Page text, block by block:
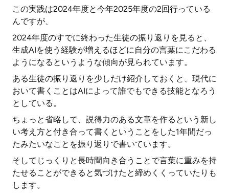
この実践は2024年度と今年2025年度の2回行っている
んですが、
2024年度のすでに終わった生徒の振り返りを見ると、
生成AIを使う経験が増えるほどに自分の言葉にこだわる
ようになるというような傾向が見られています。
ある生徒の振り返りを少しだけ紹介しておくと、現代に
おいて書くことはAIによって誰でもできる技能となろう
としている。
ちょっと省略して、説得力のある文章を作るという新し
い考え方と付き合って書くということをした1年間だっ
たみたいなことを振り返りで書いています。
そしてじっくりと長時間向き合うことで言葉に重みを持
たせることができると気づけたと締めくくっていたりも
します。